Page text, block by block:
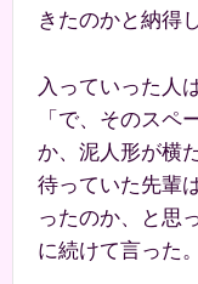
きたのかと納得
入っていった人
「で、そのスペ
か、泥人形が横
待っていた先輩
ったのか、と思
に続けて言った。